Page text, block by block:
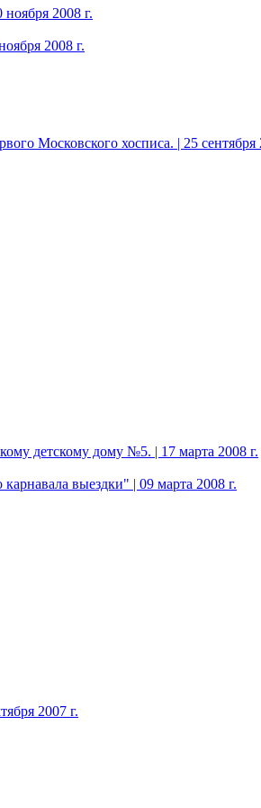
2008 г.
2008 г.
Московского хосписа. | 25 сентября
детскому дому №5. | 17 марта 2008 г.
выездки" | 09 марта 2008 г.
2007 г.